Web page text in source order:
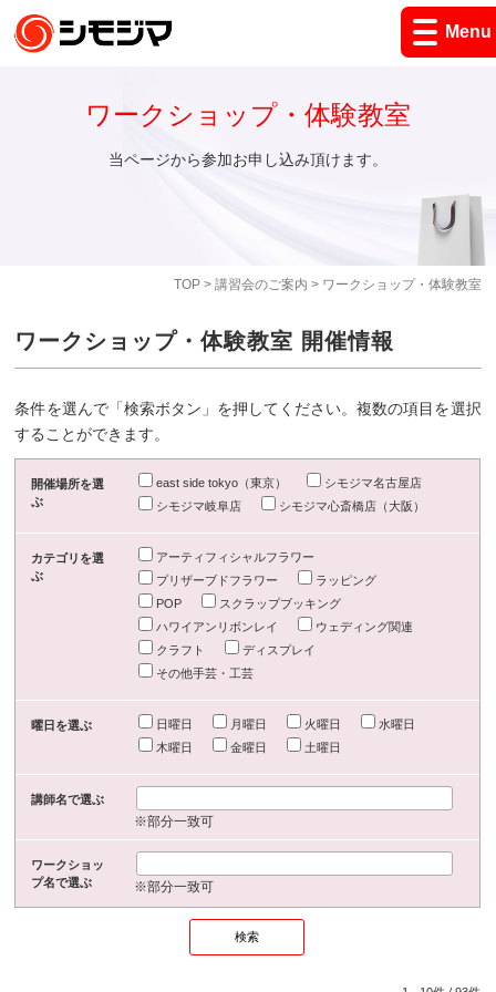
Menu
TOP> 講習会のご案内 > ワークショップ・体験教室
ワークショップ・体験教室
当ページから参加お申し込み頂けます。
ワークショップ・体験教室 開催情報
条件を選んで「検索ボタン」を押してください。複数の項目を選択
することができます。
開催場所を選
ぶ
east side tokyo（東京）
シモジマ名古屋店
シモジマ岐阜店
シモジマ心斎橋店（大阪）
カテゴリを選
ぶ
アーティフィシャルフラワー
プリザーブドフラワー
ラッピング
POP
スクラップブッキング
ハワイアンリボンレイ
ウェディング関連
クラフト
ディスプレイ
その他手芸・工芸
曜日を選ぶ 日曜日 月曜日 火曜日
水曜日
木曜日
金曜日 土曜日
講師名で選ぶ
※部分一致可
ワークショッ
プ名で選ぶ
※部分一致可